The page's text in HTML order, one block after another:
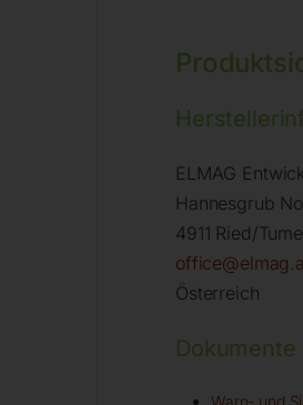
ELMAG
Hannesgrub
4911 Ried/
Österreich